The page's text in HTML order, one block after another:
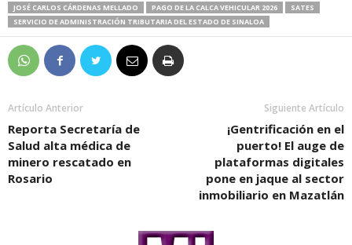
JOSÉ CARLOS CÁRDENAS MELLADO
PAGO DE LA CALCA VEHICULAR 2026
SATES
SERVICIO DE ADMINISTRACIÓN TRIBUTARIA DEL ESTADO DE SINALOA
Artículo Anterior
Reporta Secretaría de
Salud alta médica de
minero rescatado en
Rosario
Siguiente Artículo
¡Gentrificación en el
puerto! El auge de
plataformas digitales
pone en jaque al sector
inmobiliario en Mazatlán